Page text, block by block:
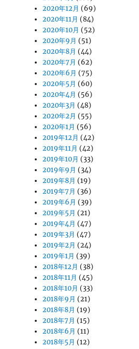
2020年12月 (69)
2020年11月 (84)
2020年10月 (52)
2020年9月 (51)
2020年8月 (44)
2020年7月 (62)
2020年6月 (75)
2020年5月 (60)
2020年4月 (56)
2020年3月 (48)
2020年2月 (55)
2020年1月 (56)
2019年12月 (42)
2019年11月 (42)
2019年10月 (33)
2019年9月 (34)
2019年8月 (19)
2019年7月 (36)
2019年6月 (39)
2019年5月 (21)
2019年4月 (47)
2019年3月 (47)
2019年2月 (24)
2019年1月 (39)
2018年12月 (38)
2018年11月 (45)
2018年10月 (33)
2018年9月 (21)
2018年8月 (19)
2018年7月 (15)
2018年6月 (11)
2018年5月 (12)